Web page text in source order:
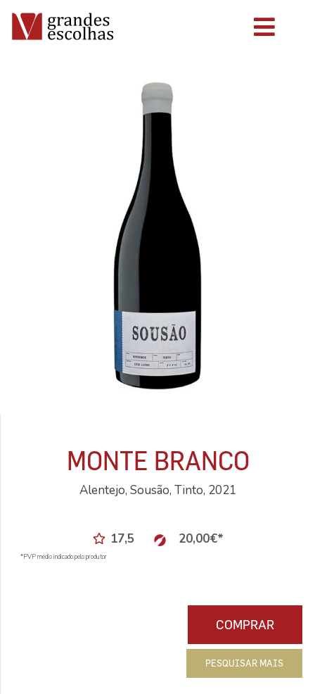
MONTE BRANCO
Alentejo, Sousão, Tinto, 2021
17,5 20,00€*
*PVP médio indicado pelo produtor
COMPRAR
PESQUISAR MAIS